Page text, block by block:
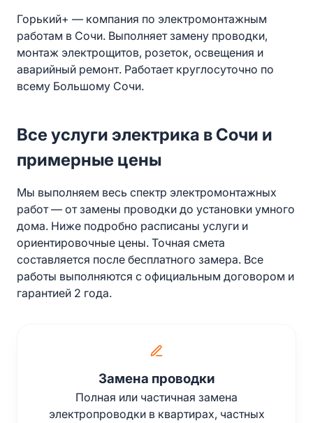
розетки). Сложные работы оплачиваются
дополнительно по согласованию.
Горький+ — компания по электромонтажным
работам в Сочи. Выполняет замену проводки,
монтаж электрощитов, розеток, освещения и
аварийный ремонт. Работает круглосуточно по
всему Большому Сочи.
Все услуги электрика в Сочи и
примерные цены
Мы выполняем весь спектр электромонтажных
работ — от замены проводки до установки умного
дома. Ниже подробно расписаны услуги и
ориентировочные цены. Точная смета
составляется после бесплатного замера. Все
работы выполняются с официальным договором и
гарантией 2 года.
Замена проводки
Полная или частичная замена
электропроводки в квартирах, частных